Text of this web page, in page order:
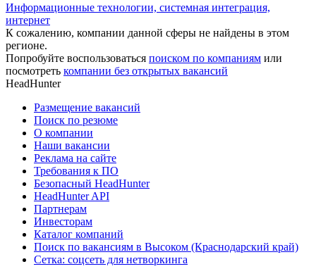
Информационные технологии, системная интеграция,
интернет
К сожалению, компании данной сферы не найдены в этом
регионе.
Попробуйте воспользоваться поиском по компаниям или
посмотреть компании без открытых вакансий
HeadHunter
Размещение вакансий
Поиск по резюме
О компании
Наши вакансии
Реклама на сайте
Требования к ПО
Безопасный HeadHunter
HeadHunter API
Партнерам
Инвесторам
Каталог компаний
Поиск по вакансиям в Высоком (Краснодарский край)
Сетка: соцсеть для нетворкинга